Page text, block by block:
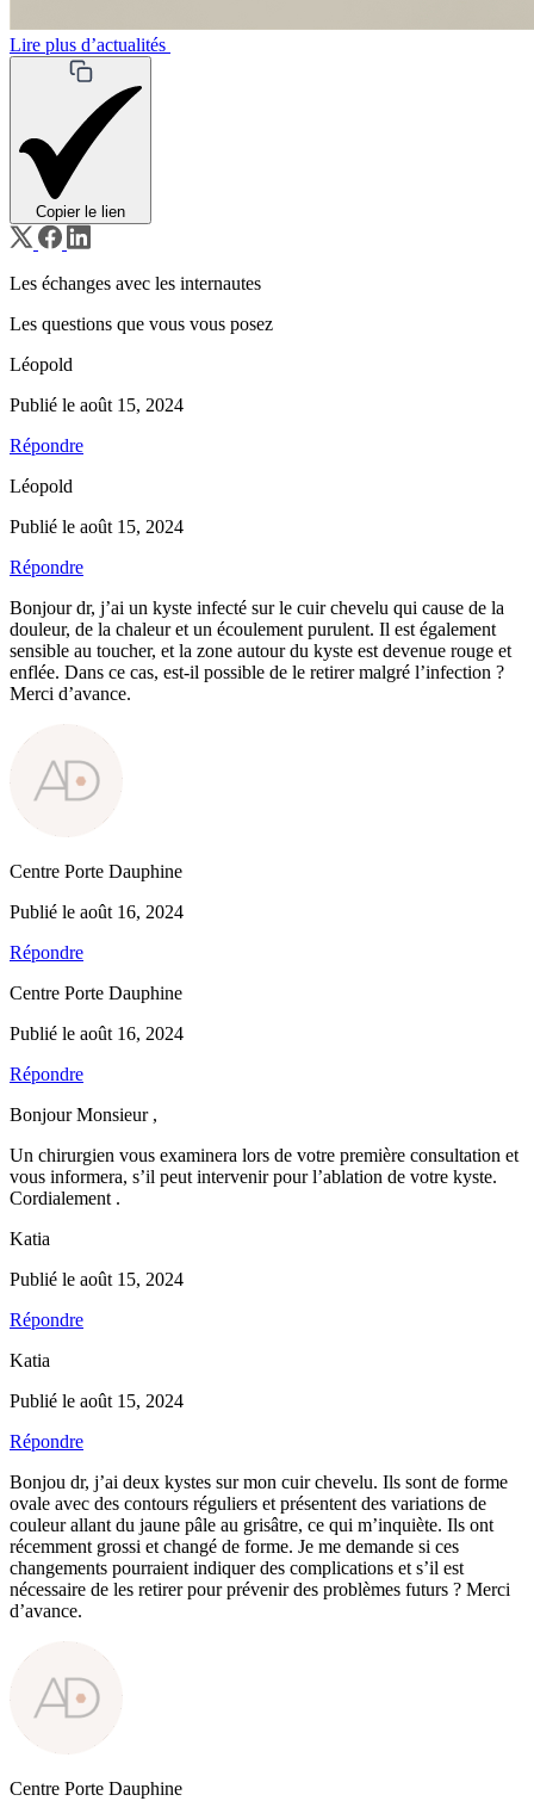
Lire plus d’actualités
Copier le lien
Les échanges avec les internautes
Les questions que vous vous posez
Léopold
Publié le août 15, 2024
Répondre
Léopold
Publié le août 15, 2024
Répondre
Bonjour dr, j’ai un kyste infecté sur le cuir chevelu qui cause de la
douleur, de la chaleur et un écoulement purulent. Il est également
sensible au toucher, et la zone autour du kyste est devenue rouge et
enflée. Dans ce cas, est-il possible de le retirer malgré l’infection ?
Merci d’avance.
Centre Porte Dauphine
Publié le août 16, 2024
Répondre
Centre Porte Dauphine
Publié le août 16, 2024
Répondre
Bonjour Monsieur ,
Un chirurgien vous examinera lors de votre première consultation et
vous informera, s’il peut intervenir pour l’ablation de votre kyste.
Cordialement .
Katia
Publié le août 15, 2024
Répondre
Katia
Publié le août 15, 2024
Répondre
Bonjou dr, j’ai deux kystes sur mon cuir chevelu. Ils sont de forme
ovale avec des contours réguliers et présentent des variations de
couleur allant du jaune pâle au grisâtre, ce qui m’inquiète. Ils ont
récemment grossi et changé de forme. Je me demande si ces
changements pourraient indiquer des complications et s’il est
nécessaire de les retirer pour prévenir des problèmes futurs ? Merci
d’avance.
Centre Porte Dauphine